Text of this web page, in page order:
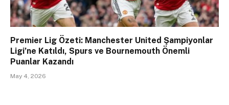
Premier Lig Özeti: Manchester United Şampiyonlar
Ligi’ne Katıldı, Spurs ve Bournemouth Önemli
Puanlar Kazandı
May 4, 2026